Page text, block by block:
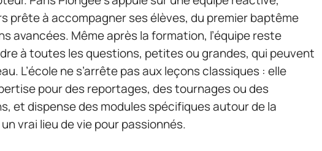
prête à accompagner ses élèves, du premier baptême
avancées. Même après la formation, l’équipe reste
à toutes les questions, petites ou grandes, qui peuvent
L’école ne s’arrête pas aux leçons classiques : elle
pour des reportages, des tournages ou des
et dispense des modules spécifiques autour de la
vrai lieu de vie pour passionnés.